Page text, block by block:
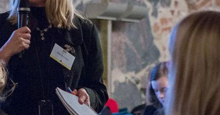
På Svenska
Valikon rivi
Lahjoita